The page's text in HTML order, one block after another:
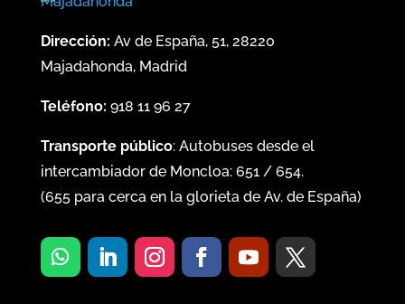
Dirección: Av de España, 51, 28220
Majadahonda, Madrid
Teléfono: 918 11 96 27
Transporte público: Autobuses desde el
intercambiador de Moncloa: 651/ 654.
(655para cerca en la glorieta de Av. de España)